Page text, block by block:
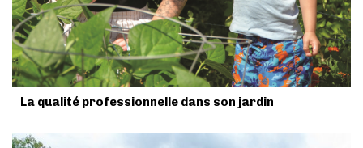
La qualité professionnelle dans son jardin